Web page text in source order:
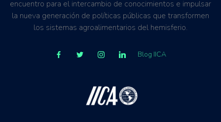
encuentro para el intercambio de conocimientos e impulsar
la nueva generación de políticas públicas que transformen
los sistemas agroalimentarios del hemisferio.
Blog IICA